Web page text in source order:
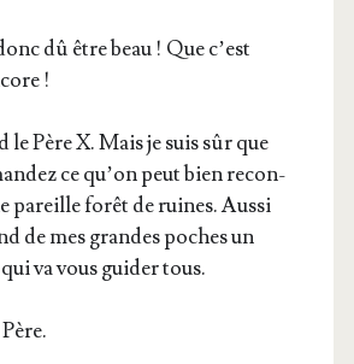
dû être beau ! Que c’est
!
Père X. Mais je suis sûr que
ce qu’on peut bien recon­
pareille forêt de ruines. Aus­si
de mes grandes poches un
va vous gui­der tous.